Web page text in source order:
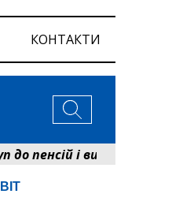
КОНТАКТИ
і виплат: